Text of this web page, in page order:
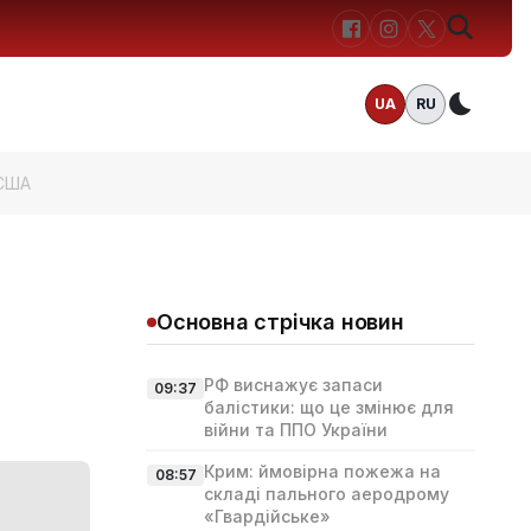
UA RU
Основна стрічка новин
09:37 РФ виснажує запаси
балістики: що це змінює для
війни та ППО України
08:57 Крим: ймовірна пожежа на
складі пального аеродрому
«Гвардійське»